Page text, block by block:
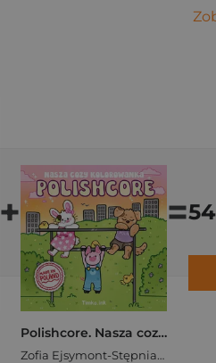
+
Polishcore. Nasza cozy kolorowanka
Zofia Ejsymont-Stępniak „Timka.ink”
=